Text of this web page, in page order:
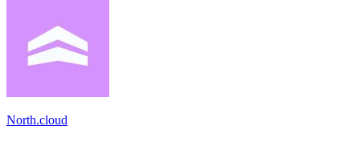
North.cloud